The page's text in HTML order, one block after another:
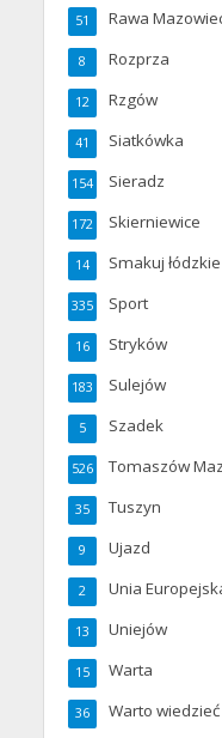
Rawa
51
Rozprza
8
Rzgów
12
Siatkówka
41
Sieradz
154
Skierniewice
172
Smakuj łódzkie
14
Sport
335
Stryków
16
Sulejów
183
Szadek
5
Tomaszów
526
Tuszyn
35
Ujazd
9
Unia
2
Uniejów
13
Warta
15
Warto wiedzieć
36